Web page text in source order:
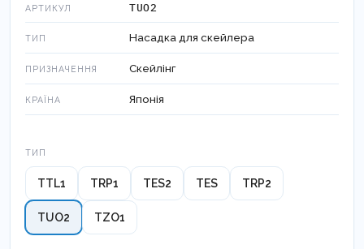
АРТИКУЛ TUO2
ТИП Насадка для скейлера
ПРИЗНАЧЕННЯ Скейлінг
КРАЇНА Японія
ТИП
TTL1 TRP1 TES2 TES TRP2
TUO2 TZO1